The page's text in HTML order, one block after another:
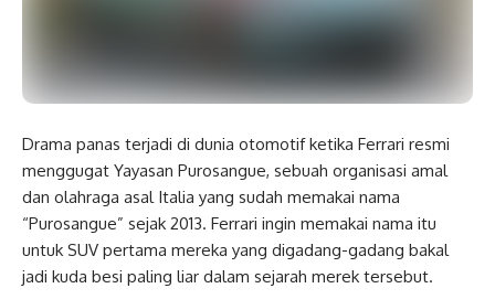
Drama panas terjadi di dunia otomotif ketika Ferrari resmi
menggugat Yayasan Purosangue, sebuah organisasi amal
dan olahraga asal Italia yang sudah memakai nama
“Purosangue” sejak 2013. Ferrari ingin memakai nama itu
untuk SUV pertama mereka yang digadang-gadang bakal
jadi kuda besi paling liar dalam sejarah merek tersebut.